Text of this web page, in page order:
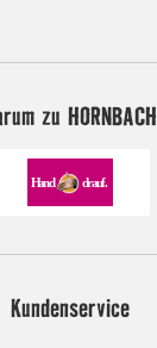
zu HORNBACH
Kundenservice